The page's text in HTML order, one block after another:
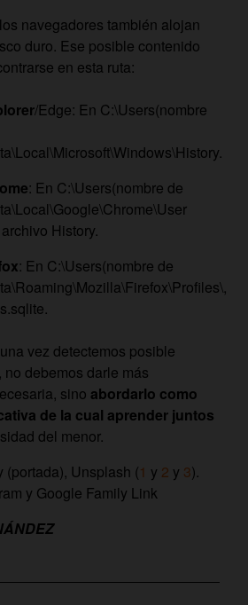
navegadores también alojan
duro. Ese posible contenido
en esta ruta:
/Edge: En C:\Users(nombre
: En C:\Users(nombre de
History.
: En C:\Users(nombre de
vez detectemos posible
debemos darle más
sino abordarlo como
de la cual aprender juntos
del menor.
(portada), Unsplash (1 y 2 y 3).
y Google Family Link